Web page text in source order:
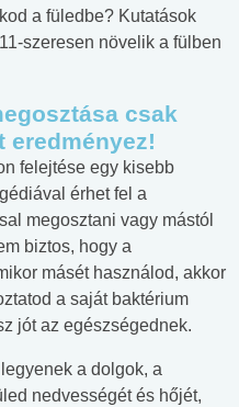
a füledbe? Kutatások
szeresen növelik a fülben
csak
eredményez!
felejtése egy kisebb
érhet fel a
megosztani vagy mástól
biztos, hogy a
másét használod, akkor
a saját baktérium
jót az egészségednek.
a dolgok, a
nedvességét és hőjét,